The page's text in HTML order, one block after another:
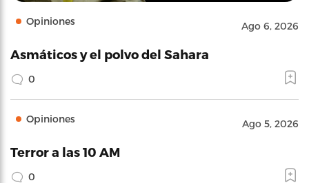
Opiniones Ago 6, 2026
Asmáticos y el polvo del Sahara
0
Opiniones Ago 5, 2026
Terror a las 10 AM
0